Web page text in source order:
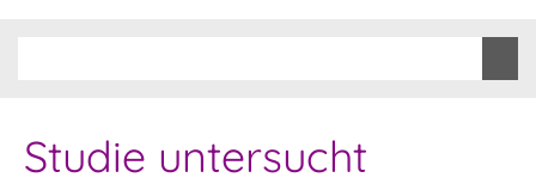
Studie untersucht